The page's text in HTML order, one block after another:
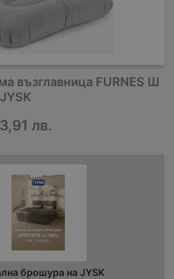
възглавница FURNES Ш
лв.
брошура на JYSK